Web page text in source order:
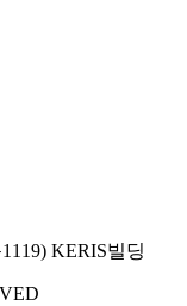
KERIS빌딩